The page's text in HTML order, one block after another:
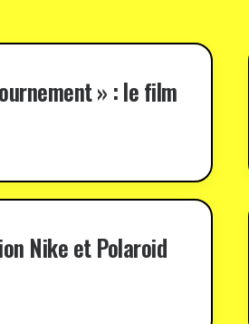
» : le film
Nike et Polaroid